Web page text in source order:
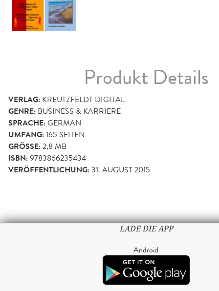
Produkt Details
VERLAG: KREUTZFELDT DIGITAL
GENRE: BUSINESS & KARRIERE
SPRACHE:GERMAN
UMFANG:165 SEITEN
GRÖSSE: 2,8 MB
ISBN:9783866235434
VERÖFFENTLICHUNG:31. AUGUST 2015
LADE DIE APP
Android